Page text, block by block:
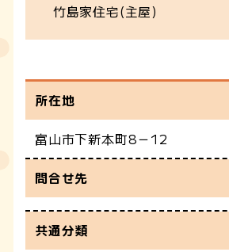
竹島家住宅(主屋)
所在地
富山市下新本町8－12
問合せ先
共通分類